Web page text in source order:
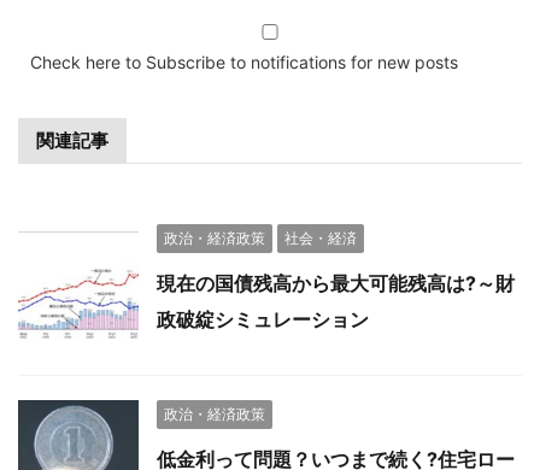
Check here to Subscribe to notifications for new posts
関連記事
政治・経済政策 社会・経済
現在の国債残高から最大可能残高は?～財
政破綻シミュレーション
政治・経済政策
低金利って問題？いつまで続く?住宅ロー